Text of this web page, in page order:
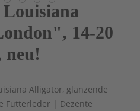
14-20
neu!
Alligator, glänzende
Futterleder | Dezente